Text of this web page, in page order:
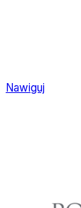
Nawiguj